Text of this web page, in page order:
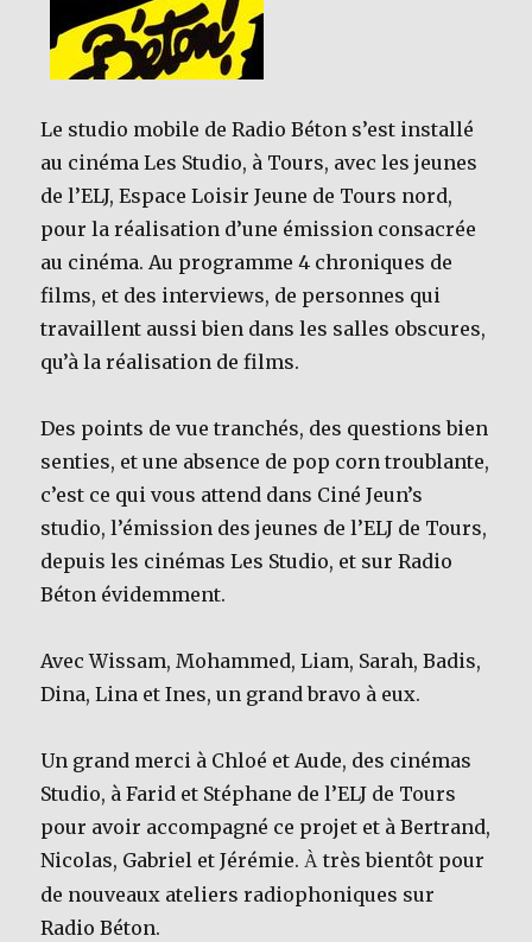
Le studio mobile de Radio Béton s’est installé
au cinéma Les Studio, à Tours, avec les jeunes
de l’ELJ, Espace Loisir Jeune de Tours nord,
pour la réalisation d’une émission consacrée
au cinéma. Au programme 4 chroniques de
films, et des interviews, de personnes qui
travaillent aussi bien dans les salles obscures,
qu’à la réalisation de films.
Des points de vue tranchés, des questions bien
senties, et une absence de pop corn troublante,
c’est ce qui vous attend dans Ciné Jeun’s
studio, l’émission des jeunes de l’ELJ de Tours,
depuis les cinémas Les Studio, et sur Radio
Béton évidemment.
Avec Wissam, Mohammed, Liam, Sarah, Badis,
Dina, Lina et Ines, un grand bravo à eux.
Un grand merci à Chloé et Aude, des cinémas
Studio, à Farid et Stéphane de l’ELJ de Tours
pour avoir accompagné ce projet et à Bertrand,
Nicolas, Gabriel et Jérémie.À très bientôt pour
de nouveaux ateliers radiophoniques sur
Radio Béton.